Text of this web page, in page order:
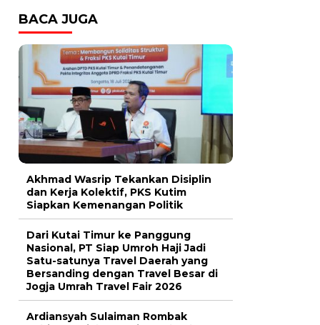
BACA JUGA
Akhmad Wasrip Tekankan Disiplin
dan Kerja Kolektif, PKS Kutim
Siapkan Kemenangan Politik
Dari Kutai Timur ke Panggung
Nasional, PT Siap Umroh Haji Jadi
Satu-satunya Travel Daerah yang
Bersanding dengan Travel Besar di
Jogja Umrah Travel Fair 2026
Ardiansyah Sulaiman Rombak